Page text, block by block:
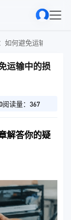
如何避免运输中的损
运输中的损
阅读量：367
解答你的疑